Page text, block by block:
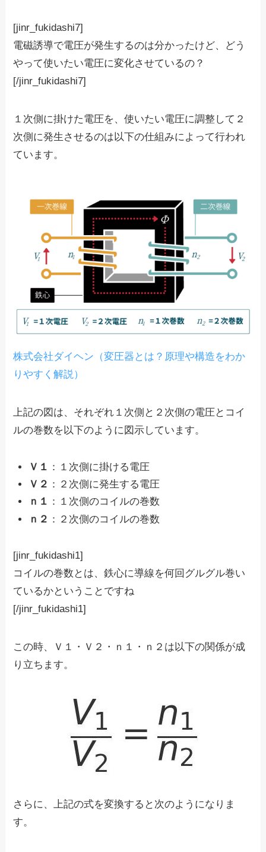
[jinr_fukidashi7]
電磁誘導で電圧が発生するのは分かったけど、どう
やって使いたい電圧に変化させているの？
[/jinr_fukidashi7]
１次側に掛けた電圧を、使いたい電圧に調整して２
次側に発生させるのは以下の仕組みによって行われ
ています。
株式会社ダイヘン（変圧器とは？原理や構造をわか
りやすく解説）
上記の図は、それぞれ１次側と２次側の電圧とコイ
ルの巻数を以下のように図示しています。
Ｖ１ ：１次側に掛ける電圧
Ｖ２ ：２次側に発生する電圧
ｎ１ ：１次側のコイルの巻数
ｎ２ ：２次側のコイルの巻数
[jinr_fukidashi1]
コイルの巻数とは、鉄心に導線を何回グルグル巻い
ているかということですね
[/jinr_fukidashi1]
この時、Ｖ１・Ｖ２・ｎ１・ｎ２は以下の関係が成
り立ちます。
さらに、上記の式を変換すると次のようになりま
す。